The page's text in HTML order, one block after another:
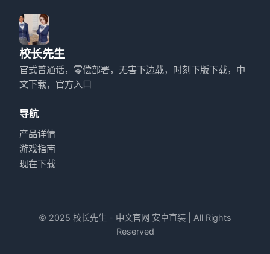
校长先生
官式普通话，零偿部署，无害下边载，时刻下版下载，中
文下载，官方入口
导航
产品详情
游戏指南
现在下载
© 2025 校长先生 - 中文官网 安卓直装 | All Rights
Reserved